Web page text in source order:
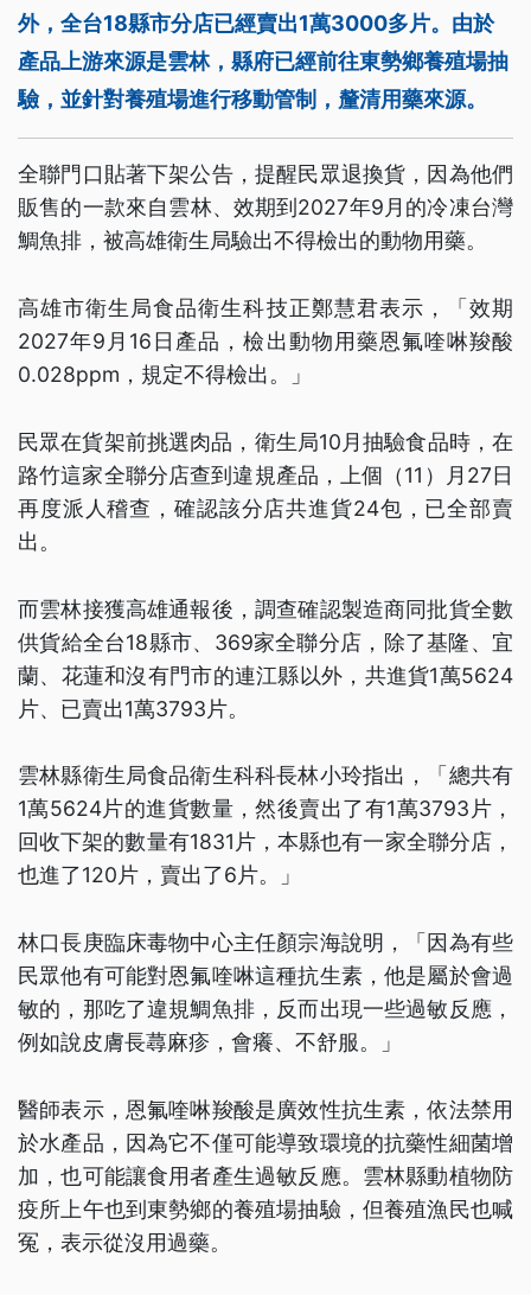
外，全台18縣市分店已經賣出1萬3000多片。由於
產品上游來源是雲林，縣府已經前往東勢鄉養殖場抽
驗，並針對養殖場進行移動管制，釐清用藥來源。
全聯門口貼著下架公告，提醒民眾退換貨，因為他們
販售的一款來自雲林、效期到2027年9月的冷凍台灣
鯛魚排，被高雄衛生局驗出不得檢出的動物用藥。
高雄市衛生局食品衛生科技正鄭慧君表示，「效期
2027年9月16日產品，檢出動物用藥恩氟喹啉羧酸
0.028ppm，規定不得檢出。」
民眾在貨架前挑選肉品，衛生局10月抽驗食品時，在
路竹這家全聯分店查到違規產品，上個（11）月27日
再度派人稽查，確認該分店共進貨24包，已全部賣
出。
而雲林接獲高雄通報後，調查確認製造商同批貨全數
供貨給全台18縣市、369家全聯分店，除了基隆、宜
蘭、花蓮和沒有門市的連江縣以外，共進貨1萬5624
片、已賣出1萬3793片。
雲林縣衛生局食品衛生科科長林小玲指出，「總共有
1萬5624片的進貨數量，然後賣出了有1萬3793片，
回收下架的數量有1831片，本縣也有一家全聯分店，
也進了120片，賣出了6片。」
林口長庚臨床毒物中心主任顏宗海說明，「因為有些
民眾他有可能對恩氟喹啉這種抗生素，他是屬於會過
敏的，那吃了違規鯛魚排，反而出現一些過敏反應，
例如說皮膚長蕁麻疹，會癢、不舒服。」
醫師表示，恩氟喹啉羧酸是廣效性抗生素，依法禁用
於水產品，因為它不僅可能導致環境的抗藥性細菌增
加，也可能讓食用者產生過敏反應。雲林縣動植物防
疫所上午也到東勢鄉的養殖場抽驗，但養殖漁民也喊
冤，表示從沒用過藥。